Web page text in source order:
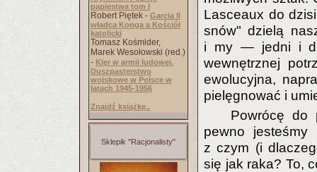
papiestwa tom I
Robert Piętek - Garcia II
władca Konga a Kościół
katolicki
Tomasz Kośmider,
Marek Wesołowski (red.)
- Kler w armii ludowej.
Duszpasterstwo
wojskowe w Polsce w
latach 1945-1956
Znajdź książkę..
Sklepik "Racjonalisty"
Lasceaux do
snów" dzielą
i my — jedni i
wewnętrznej
ewolucyjna,
pielęgnować i
Powrócę do
pewno
z czym (i
się jak raka? To,